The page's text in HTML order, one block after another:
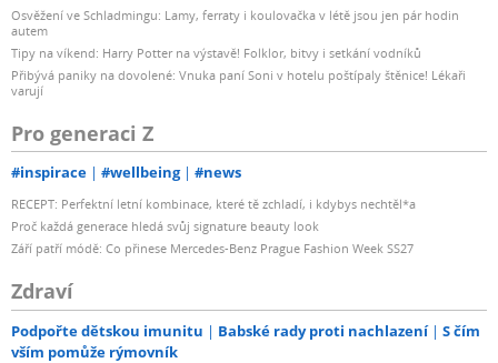
Osvěžení ve Schladmingu: Lamy, ferraty i koulovačka v létě jsou jen pár hodin
autem
Tipy na víkend: Harry Potter na výstavě! Folklor, bitvy i setkání vodníků
Přibývá paniky na dovolené: Vnuka paní Soni v hotelu poštípaly štěnice! Lékaři
varují
Pro generaci Z
#inspirace #wellbeing #news
RECEPT: Perfektní letní kombinace, které tě zchladí, i kdybys nechtěl*a
Proč každá generace hledá svůj signature beauty look
Září patří módě: Co přinese Mercedes-Benz Prague Fashion Week SS27
Zdraví
Podpořte dětskou imunitu Babské rady proti nachlazení
S čím
vším pomůže rýmovník